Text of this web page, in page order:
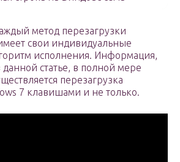
метод перезагрузки
свои индивидуальные
исполнения. Информация,
данной статье, в полной мере
перезагрузка
7 клавишами и не только.